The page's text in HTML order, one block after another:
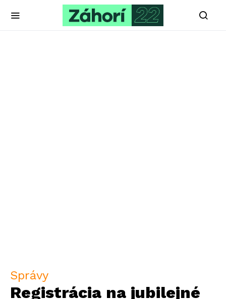
Správy
Registrácia na jubilejné